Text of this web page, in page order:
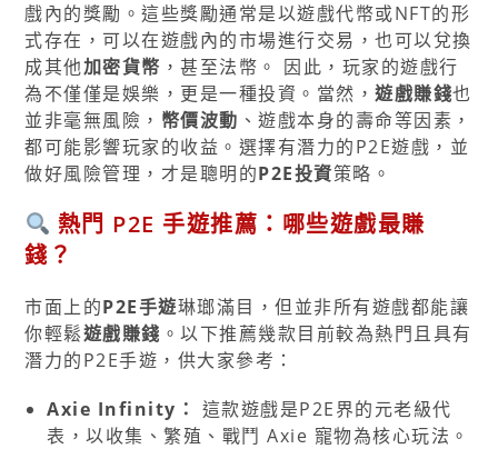
戲內的獎勵。這些獎勵通常是以遊戲代幣或NFT的形
式存在，可以在遊戲內的市場進行交易，也可以兌換
成其他加密貨幣 ，甚至法幣。 因此，玩家的遊戲行
為不僅僅是娛樂，更是一種投資。當然，遊戲賺錢也
並非毫無風險， 幣價波動 、遊戲本身的壽命等因素，
都可能影響玩家的收益。選擇有潛力的P2E遊戲，並
做好風險管理，才是聰明的P2E投資策略。
熱門 P2E 手遊推薦：哪些遊戲最賺
錢？
市面上的P2E手遊琳瑯滿目，但並非所有遊戲都能讓
你輕鬆遊戲賺錢 。以下推薦幾款目前較為熱門且具有
潛力的P2E手遊，供大家參考：
Axie Infinity： 這款遊戲是P2E界的元老級代
表，以收集、繁殖、戰鬥 Axie 寵物為核心玩法。